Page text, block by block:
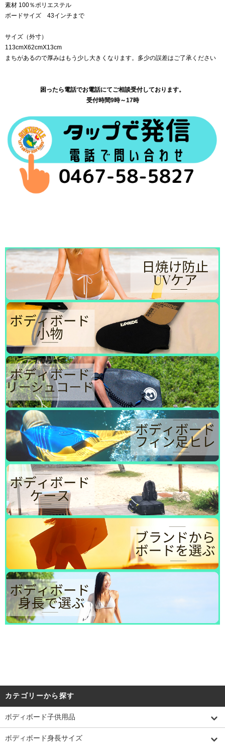
素材 100％ポリエステル
ボードサイズ 43インチまで
サイズ（外寸）
113cmX62cmX13cm
まちがあるので厚みはもう少し大きくなります。多少の誤差はご了承ください
困ったら電話でお電話にてご相談受付しております。
受付時間9時～17時
カテゴリーから探す
ボディボード子供用品
ボディボード身長サイズ